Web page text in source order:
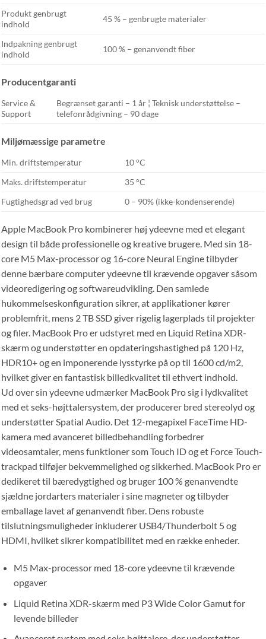
Produkt genbrugt
indhold
45 % – genbrugte materialer
Indpakning genbrugt
indhold
100 % – genanvendt fiber
Producentgaranti
Service &
Support
Begrænset garanti – 1 år ¦ Teknisk understøttelse –
telefonrådgivning – 90 dage
Miljømæssige parametre
Min. driftstemperatur
10 °C
Maks. driftstemperatur
35 °C
Fugtighedsgrad ved brug
0 – 90% (ikke-kondenserende)
Apple MacBook Pro kombinerer høj ydeevne med et elegant
design til både professionelle og kreative brugere. Med sin 18-
core M5 Max-processor og 16-core Neural Engine tilbyder
denne bærbare computer ydeevne til krævende opgaver såsom
videoredigering og softwareudvikling. Den samlede
hukommelseskonfiguration sikrer, at applikationer kører
problemfrit, mens 2 TB SSD giver rigelig lagerplads til projekter
og filer. MacBook Pro er udstyret med en Liquid Retina XDR-
skærm og understøtter en opdateringshastighed på 120 Hz,
HDR10+ og en imponerende lysstyrke på op til 1600 cd/m2,
hvilket giver en fantastisk billedkvalitet til ethvert indhold.
Ud over sin ydeevne udmærker MacBook Pro sig i lydkvalitet
med et seks-højttalersystem, der producerer bred stereolyd og
understøtter Spatial Audio. Det 12-megapixel FaceTime HD-
kamera med avanceret billedbehandling forbedrer
videosamtaler, mens funktioner som Touch ID og et Force Touch-
trackpad tilføjer bekvemmelighed og sikkerhed. MacBook Pro er
dedikeret til bæredygtighed og bruger 100 % genanvendte
sjældne jordarters materialer i sine magneter og tilbyder
emballage lavet af genanvendt fiber. Dens robuste
tilslutningsmuligheder inkluderer USB4/Thunderbolt 5 og
HDMI, hvilket sikrer kompatibilitet med en række enheder.
M5 Max-processor med 18-core ydeevne til krævende
opgaver
Liquid Retina XDR-skærm med P3 Wide Color Gamut for
levende billeder